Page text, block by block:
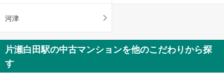
件
イ
ペ
ー
河津
片瀬白田駅の中古マンションを他のこだわりから探
す